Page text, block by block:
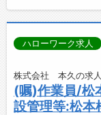
ハローワーク求人
株式会社 本久の求
(嘱)作業員/松
設管理等:松本